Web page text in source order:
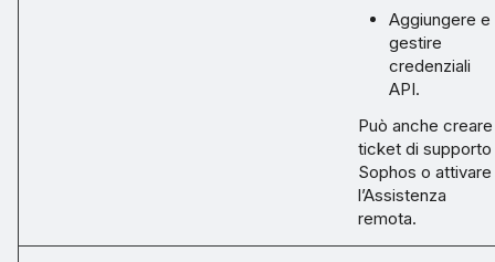
Aggiungere e
gestire
credenziali
API.
Può anche creare
ticket di supporto
Sophos o attivare
l’Assistenza
remota.